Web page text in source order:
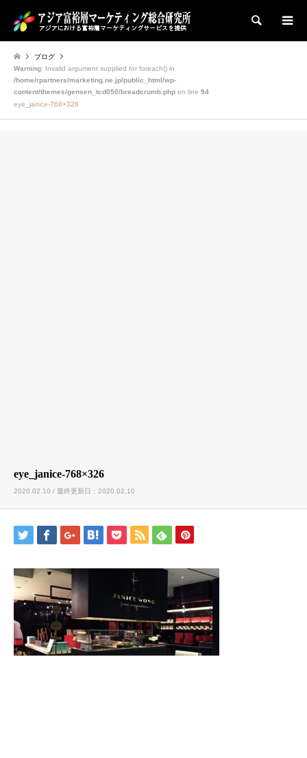
検索
ブログ
Warning: Invalid argument supplied for foreach() in
/home/rpartners/marketing.ne.jp/public_html/wp-
content/themes/gensen_tcd050/breadcrumb.php on line 94
eye_janice-768×326
eye_janice-768×326
2020.02.10 / 最終更新日：2020.02.10